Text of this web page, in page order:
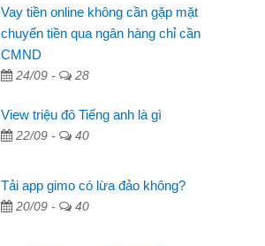
Vay tiền online không cần gặp mặt
chuyển tiền qua ngân hàng chỉ cần
CMND
24/09 - 28
View triệu đô Tiếng anh là gì
22/09 - 40
Tải app gimo có lừa đảo không?
20/09 - 40